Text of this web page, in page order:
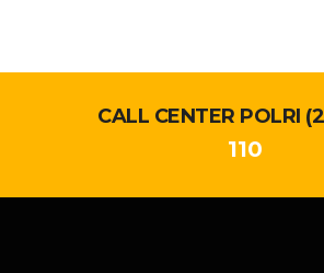
CALL CENTER POLRI
110